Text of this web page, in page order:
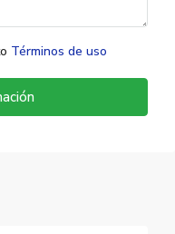
Términos de uso